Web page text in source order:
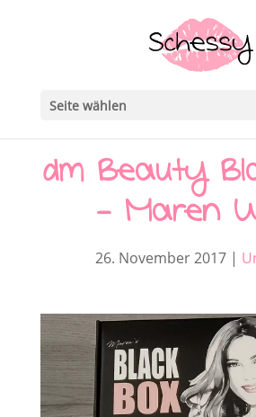
Seite wählen
dm Beauty
– Maren
26. November 2017|